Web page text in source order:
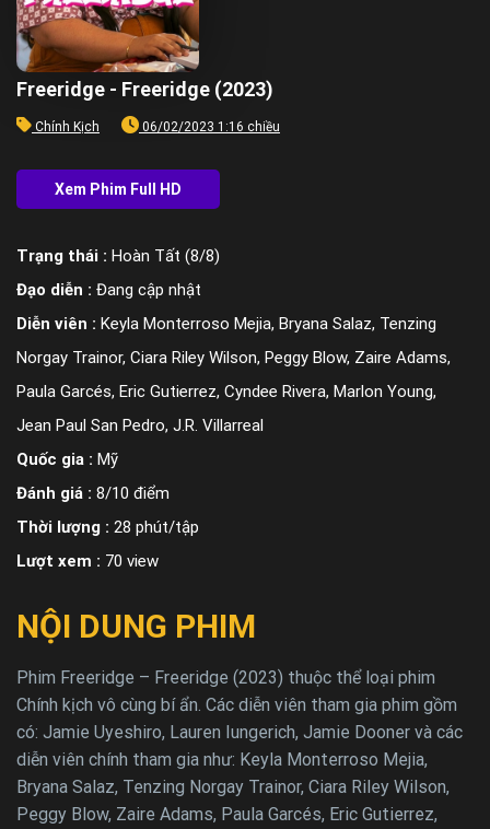
Freeridge - Freeridge (2023)
Chính Kịch 06/02/2023 1:16 chiều
Trạng thái : Hoàn Tất (8/8)
Đạo diễn : Đang cập nhật
Diễn viên : Keyla Monterroso Mejia, Bryana Salaz, Tenzing
Norgay Trainor, Ciara Riley Wilson, Peggy Blow, Zaire Adams,
Paula Garcés, Eric Gutierrez, Cyndee Rivera, Marlon Young,
Jean Paul San Pedro, J.R. Villarreal
Quốc gia : Mỹ
Đánh giá : 8/10 điểm
Thời lượng : 28 phút/tập
Lượt xem : 70 view
NỘI DUNG PHIM
Phim Freeridge – Freeridge (2023) thuộc thể loại phim
Chính kịch vô cùng bí ẩn. Các diễn viên tham gia phim gồm
có: Jamie Uyeshiro, Lauren Iungerich, Jamie Dooner và các
diễn viên chính tham gia như: Keyla Monterroso Mejia,
Bryana Salaz, Tenzing Norgay Trainor, Ciara Riley Wilson,
Peggy Blow, Zaire Adams, Paula Garcés, Eric Gutierrez,